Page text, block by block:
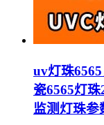
uv灯珠
瓷6565灯
监测灯珠参